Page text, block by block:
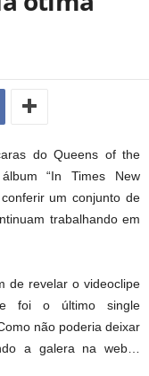
do Queens of the
“In Times New
um conjunto de
trabalhando em
de revelar o videoclipe
foi o último single
não poderia deixar
a galera na web…